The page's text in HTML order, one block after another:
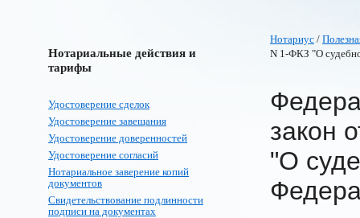
Нотариальные действия и
тарифы
Удостоверение сделок
Удостоверение завещания
Удостоверение доверенностей
Удостоверение согласий
Нотариальное заверение копий
документов
Свидетельствование подлинности
подписи на документах
Нотариус /
N 1-ФКЗ "О
закон
"О